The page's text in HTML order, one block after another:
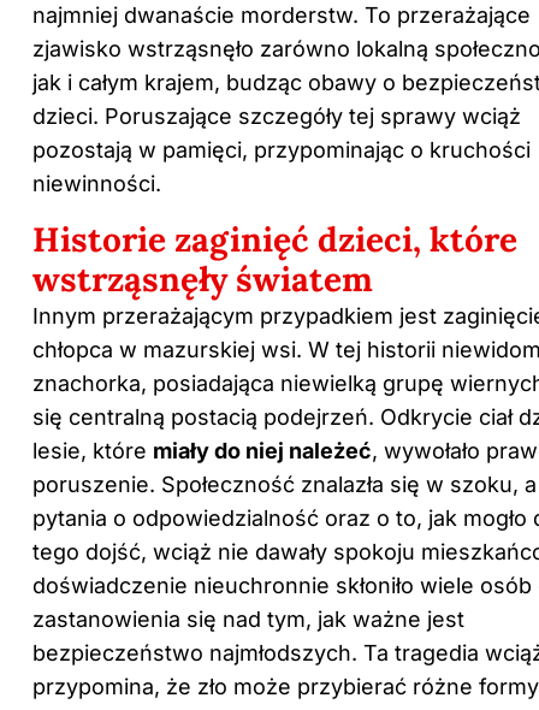
najmniej dwanaście morderstw. To przerażające
zjawisko wstrząsnęło zarówno lokalną
jak i całym krajem, budząc obawy o
dzieci. Poruszające szczegóły tej sprawy wciąż
pozostają w pamięci, przypominając o kruchości
niewinności.
Historie zaginięć dzieci, które
wstrząsnęły światem
Innym przerażającym przypadkiem jest
chłopca w mazurskiej wsi. W tej historii
znachorka, posiadająca niewielką grupę
się centralną postacią podejrzeń. Odkrycie ciał
lesie, które miały do niej należeć, wywołało
poruszenie. Społeczność znalazła się w szoku, a
pytania o odpowiedzialność oraz o to, jak mogło
tego dojść, wciąż nie dawały spokoju
doświadczenie nieuchronnie skłoniło wiele osób
zastanowienia się nad tym, jak ważne jest
bezpieczeństwo najmłodszych. Ta tragedia
przypomina, że zło może przybierać różne